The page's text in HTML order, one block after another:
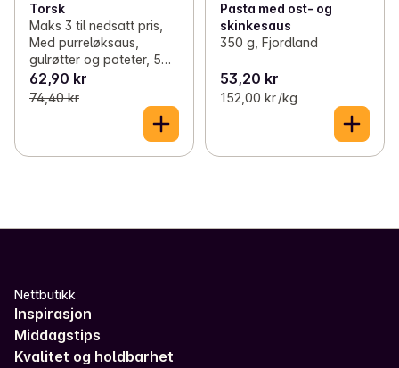
Torsk
Maks 3 til nedsatt pris,
Med purreløksaus,
gulrøtter og poteter, 550
g, Fjordland
62,90 kr
74,40 kr
Pasta med ost- og
skinkesaus
350 g, Fjordland
53,20 kr
152,00 kr /kg
Nettbutikk
Inspirasjon
Middagstips
Kvalitet og holdbarhet